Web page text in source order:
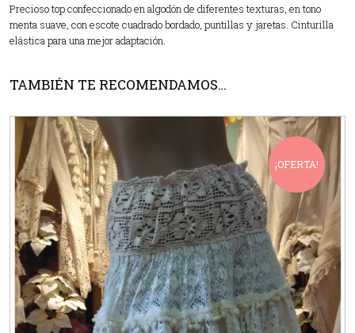
Precioso top confeccionado en algodón de diferentes texturas, en tono
menta suave, con escote cuadrado bordado, puntillas y jaretas. Cinturilla
elástica para una mejor adaptación.
TAMBIÉN TE RECOMENDAMOS…
¡OFERTA!